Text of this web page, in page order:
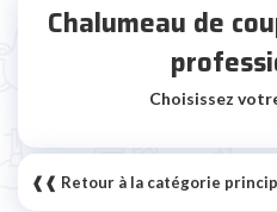
Chalumeau de
Choisissez
❰❰ Retour à la catégorie